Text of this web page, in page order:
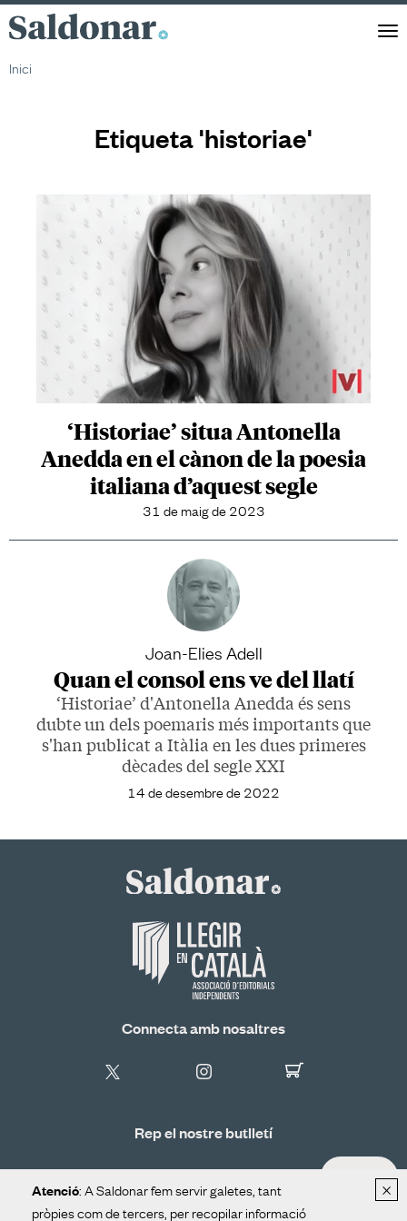
Saldonar
Inici
Etiqueta 'historiae'
‘Historiae’ situa Antonella
Anedda en el cànon de la poesia
italiana d’aquest segle
31 de maig de 2023
Joan-Elies Adell
Quan el consol ens ve del llatí
‘Historiae’ d'Antonella Anedda és sens
dubte un dels poemaris més importants que
s'han publicat a Itàlia en les dues primeres
dècades del segle XXI
14 de desembre de 2022
Connecta amb nosaltres
Rep el nostre butlletí
×
Atenció: A Saldonar fem servir galetes, tant
pròpies com de tercers, per recopilar informació